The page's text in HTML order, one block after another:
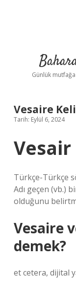
Günlük
Vesaire
Tarih: Eylül 6, 2024
Vesair
Türkçe-Türkçe
Adı geçen (vb.)
olduğunu
Vesaire
demek?
et cetera, dijital